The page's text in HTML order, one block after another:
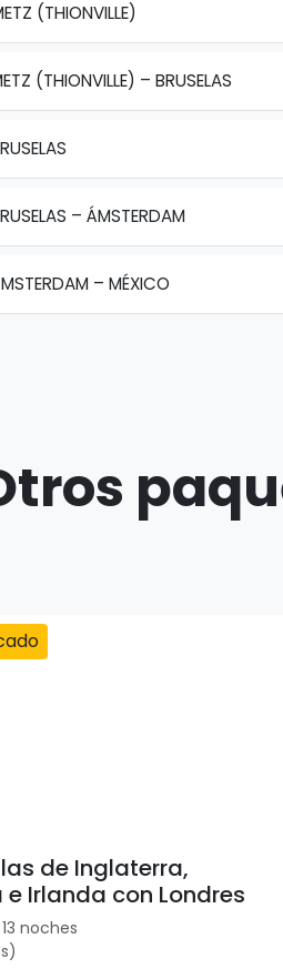
(THIONVILLE)
(THIONVILLE) – BRUSELAS
– ÁMSTERDAM
– MÉXICO
de Inglaterra,
e Irlanda con Londres
noches